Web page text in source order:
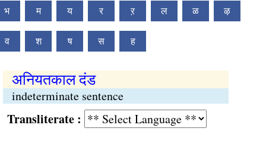
भ म य र ऱ ल ळ ऴ
व श ष स ह
अनियतकाल दंड
indeterminate sentence
: